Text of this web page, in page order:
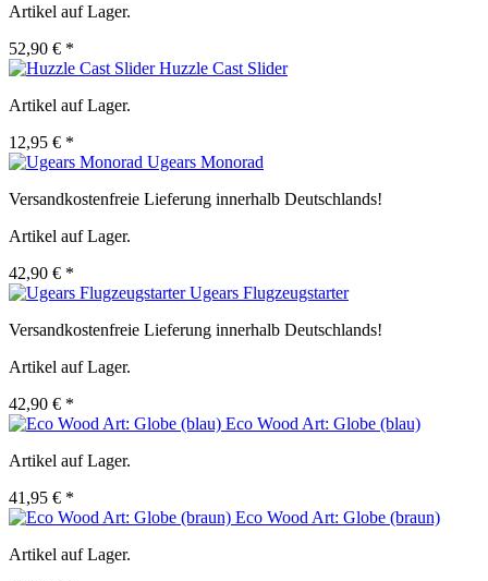
Artikel auf Lager.
52,90 € *
Huzzle Cast Slider
Artikel auf Lager.
12,95 € *
Ugears Monorad
Versandkostenfreie Lieferung innerhalb Deutschlands!
Artikel auf Lager.
42,90 € *
Ugears Flugzeugstarter
Versandkostenfreie Lieferung innerhalb Deutschlands!
Artikel auf Lager.
42,90 € *
Eco Wood Art: Globe (blau)
Artikel auf Lager.
41,95 € *
Eco Wood Art: Globe (braun)
Artikel auf Lager.